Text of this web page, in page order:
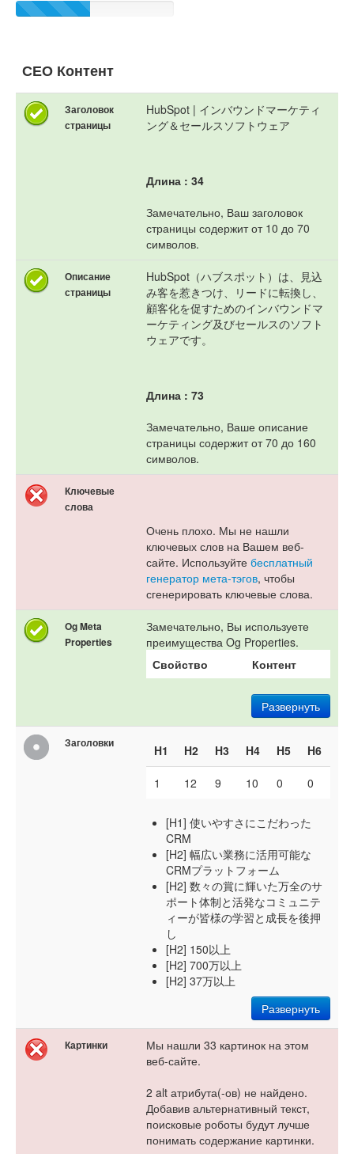
СЕО Контент
Заголовок
страницы
HubSpot | インバウンドマーケティ
ング＆セールスソフトウェア
Длина : 34
Замечательно, Ваш заголовок
страницы содержит от 10 до 70
символов.
Описание
страницы
HubSpot（ハブスポット）は、見込
み客を惹きつけ、リードに転換し、
顧客化を促すためのインバウンドマ
ーケティング及びセールスのソフト
ウェアです。
Длина : 73
Замечательно, Ваше описание
страницы содержит от 70 до 160
символов.
Ключевые
слова
Очень плохо. Мы не нашли
ключевых слов на Вашем веб-
сайте. Используйте бесплатный
генератор мета-тэгов, чтобы
сгенерировать ключевые слова.
Og Meta
Properties
Замечательно, Вы используете
преимущества Og Properties.
Свойство
Контент
Развернуть
Заголовки H1 H2 H3 H4 H5 H6
1 12 9 10 0 0
[H1] 使いやすさにこだわった
CRM
[H2] 幅広い業務に活用可能な
CRMプラットフォーム
[H2] 数々の賞に輝いた万全のサ
ポート体制と活発なコミュニテ
ィーが皆様の学習と成長を後押
し
[H2] 150以上
[H2] 700万以上
[H2] 37万以上
Развернуть
Картинки
Мы нашли 33 картинок на этом
веб-сайте.
2 alt атрибута(-ов) не найдено.
Добавив альтернативный текст,
поисковые роботы будут лучше
понимать содержание картинки.